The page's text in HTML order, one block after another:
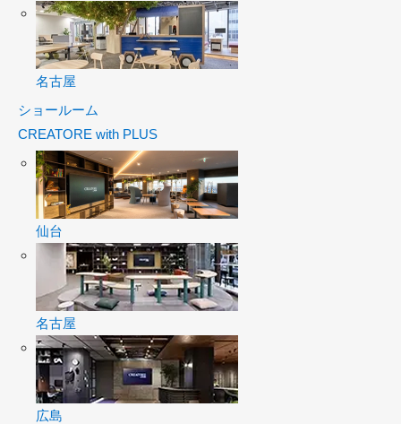
名古屋
ショールーム
CREATORE with PLUS
仙台
名古屋
広島